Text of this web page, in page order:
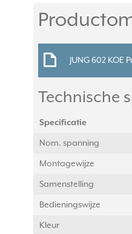
JUNG 602
Technische
Specificatie
Nom. spanning
Montagewijze
Samenstelling
Bedieningswijze
Kleur